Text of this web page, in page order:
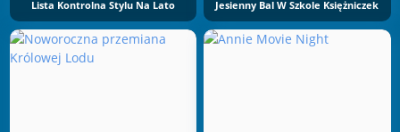
Lista Kontrolna Stylu Na Lato Jesienny Bal W Szkole Księżniczek